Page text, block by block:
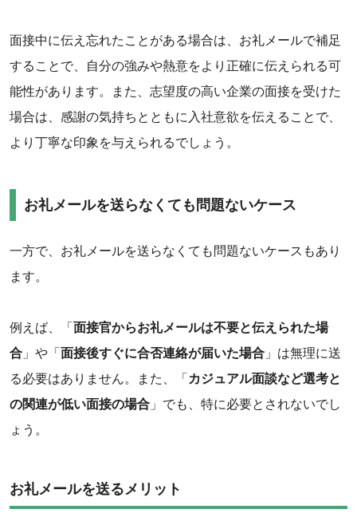
面接中に伝え忘れたことがある場合は、お礼メールで補足
することで、自分の強みや熱意をより正確に伝えられる可
能性があります。また、志望度の高い企業の面接を受けた
場合は、感謝の気持ちとともに入社意欲を伝えることで、
より丁寧な印象を与えられるでしょう。
お礼メールを送らなくても問題ないケース
一方で、お礼メールを送らなくても問題ないケースもあり
ます。
例えば、「 面接官からお礼メールは不要と伝えられた場
合 」や「 面接後すぐに合否連絡が届いた場合 」は無理に送
る必要はありません。また、「 カジュアル面談など選考と
の関連が低い面接の場合 」でも、特に必要とされないでし
ょう。
お礼メールを送るメリット